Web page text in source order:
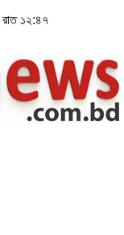
রাত ১২:৪৭